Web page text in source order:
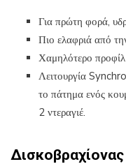
Για πρώτη φορά,
Πιο ελαφριά από
Χαμηλότερο
Λειτουργία
το πάτημα ενός
2 ντεραγιέ.
Δισκοβραχίονας